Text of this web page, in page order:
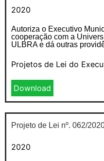
2020
Autoriza o Executivo
cooperação com a
ULBRA e dá outras
Projetos de Lei do
Download
Projeto de Lei nº. 062/
2020